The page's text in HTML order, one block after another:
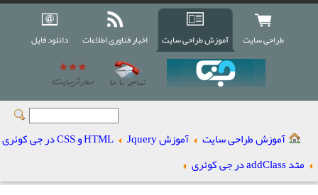
طراحی سایت آموزش طراحی سایت اخبار فناوری اطلاعات دانلود فایل
آموزش طراحی سایت آموزش Jquery
HTML و CSS در جی کوئری
متد addClass در جی کوئری